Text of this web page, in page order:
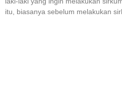
itu, biasanya sebelum melakukan